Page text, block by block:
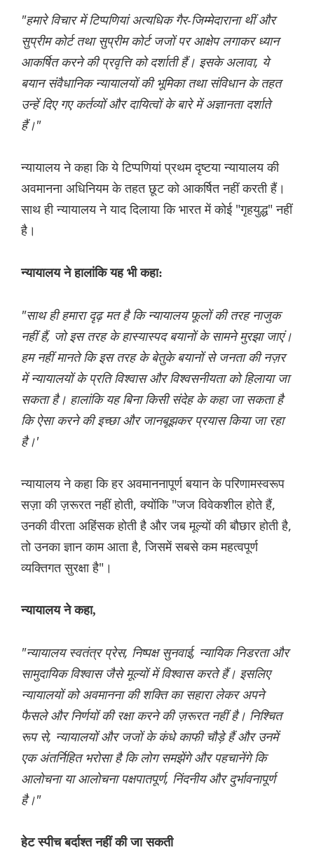
"हमारे विचार में टिप्पणियां अत्यधिक गैर-जिम्मेदाराना थीं और
सुप्रीम कोर्ट तथा सुप्रीम कोर्ट जजों पर आक्षेप लगाकर ध्यान
आकर्षित करने की प्रवृत्ति को दर्शाती हैं। इसके अलावा, ये
बयान संवैधानिक न्यायालयों की भूमिका तथा संविधान के तहत
उन्हें दिए गए कर्तव्यों और दायित्वों के बारे में अज्ञानता दर्शाते
हैं।"
न्यायालय ने कहा कि ये टिप्पणियां प्रथम दृष्टया न्यायालय की
अवमानना ​​अधिनियम के तहत छूट को आकर्षित नहीं करती हैं।
साथ ही न्यायालय ने याद दिलाया कि भारत में कोई "गृहयुद्ध" नहीं
है।
न्यायालय ने हालांकि यह भी कहा:
"साथ ही हमारा दृढ़ मत है कि न्यायालय फूलों की तरह नाजुक
नहीं हैं, जो इस तरह के हास्यास्पद बयानों के सामने मुरझा जाएं।
हम नहीं मानते कि इस तरह के बेतुके बयानों से जनता की नज़र
में न्यायालयों के प्रति विश्वास और विश्वसनीयता को हिलाया जा
सकता है। हालांकि यह बिना किसी संदेह के कहा जा सकता है
कि ऐसा करने की इच्छा और जानबूझकर प्रयास किया जा रहा
है।'
न्यायालय ने कहा कि हर अवमाननापूर्ण बयान के परिणामस्वरूप
सज़ा की ज़रूरत नहीं होती, क्योंकि "जज विवेकशील होते हैं,
उनकी वीरता अहिंसक होती है और जब मूल्यों की बौछार होती है,
तो उनका ज्ञान काम आता है, जिसमें सबसे कम महत्वपूर्ण
व्यक्तिगत सुरक्षा है"।
न्यायालय ने कहा,
"न्यायालय स्वतंत्र प्रेस, निष्पक्ष सुनवाई, न्यायिक निडरता और
सामुदायिक विश्वास जैसे मूल्यों में विश्वास करते हैं। इसलिए
न्यायालयों को अवमानना ​​की शक्ति का सहारा लेकर अपने
फैसले और निर्णयों की रक्षा करने की ज़रूरत नहीं है। निश्चित
रूप से, न्यायालयों और जजों के कंधे काफी चौड़े हैं और उनमें
एक अंतर्निहित भरोसा है कि लोग समझेंगे और पहचानेंगे कि
आलोचना या आलोचना पक्षपातपूर्ण, निंदनीय और दुर्भावनापूर्ण
है।"
हेट स्पीच बर्दाश्त नहीं की जा सकती